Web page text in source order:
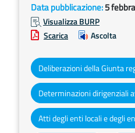
Data pubblicazione:5
Visualizza BURP
Scarica
Ascolta
Deliberazioni della Giunta